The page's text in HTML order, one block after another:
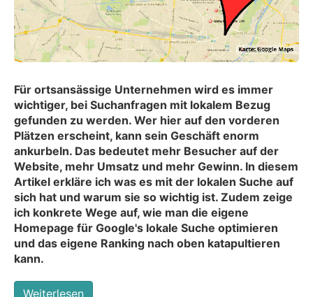
Für ortsansässige Unternehmen wird es immer
wichtiger, bei Suchanfragen mit lokalem Bezug
gefunden zu werden. Wer hier auf den vorderen
Plätzen erscheint, kann sein Geschäft enorm
ankurbeln. Das bedeutet mehr Besucher auf der
Website, mehr Umsatz und mehr Gewinn. In diesem
Artikel erkläre ich was es mit der lokalen Suche auf
sich hat und warum sie so wichtig ist. Zudem zeige
ich konkrete Wege auf, wie man die eigene
Homepage für Google's lokale Suche optimieren
und das eigene Ranking nach oben katapultieren
kann.
Weiterlesen